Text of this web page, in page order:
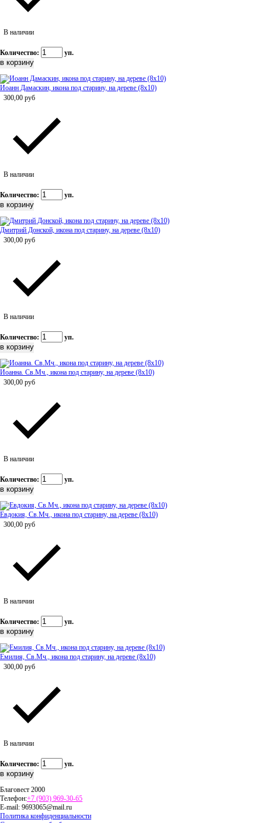
В наличии
Количество: уп.
Иоанн Дамаскин, икона под старину, на дереве (8x10)
300,00 руб
В наличии
Количество: уп.
Дмитрий Донской, икона под старину, на дереве (8x10)
300,00 руб
В наличии
Количество: уп.
Иоанна. Св.Мч., икона под старину, на дереве (8x10)
300,00 руб
В наличии
Количество: уп.
Евдокия, Св.Мч., икона под старину, на дереве (8x10)
300,00 руб
В наличии
Количество: уп.
Емилия, Св.Мч., икона под старину, на дереве (8x10)
300,00 руб
В наличии
Количество: уп.
Благовест 2000
Телефон:+7 (903) 969-30-65
E-mail: 9693065@mail.ru
Политика конфиденциальности